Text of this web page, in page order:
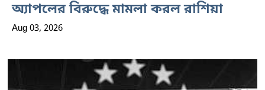
অ্যাপলের বিরুদ্ধে মামলা করল রাশিয়া
Aug 03, 2026